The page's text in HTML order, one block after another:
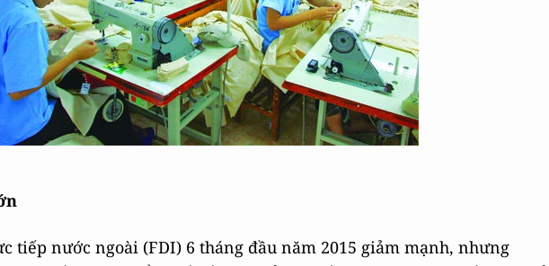
tiếp nước ngoài (FDI) 6 tháng đầu năm 2015 giảm mạnh, nhưng